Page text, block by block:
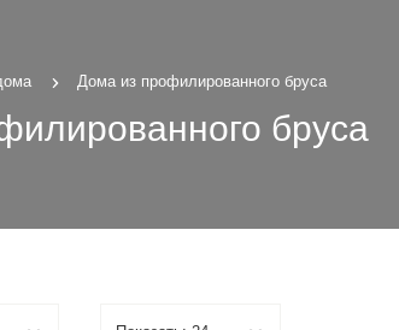
Дома из профилированного бруса
бруса